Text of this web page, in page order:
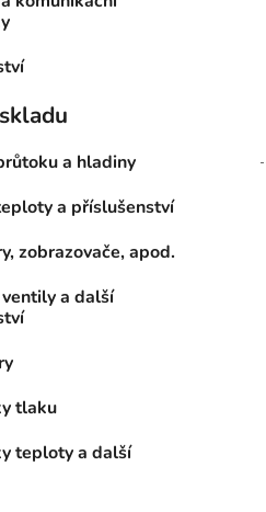
a hladiny
a příslušenství
zobrazovače, apod.
a další
tlaku
teploty a další